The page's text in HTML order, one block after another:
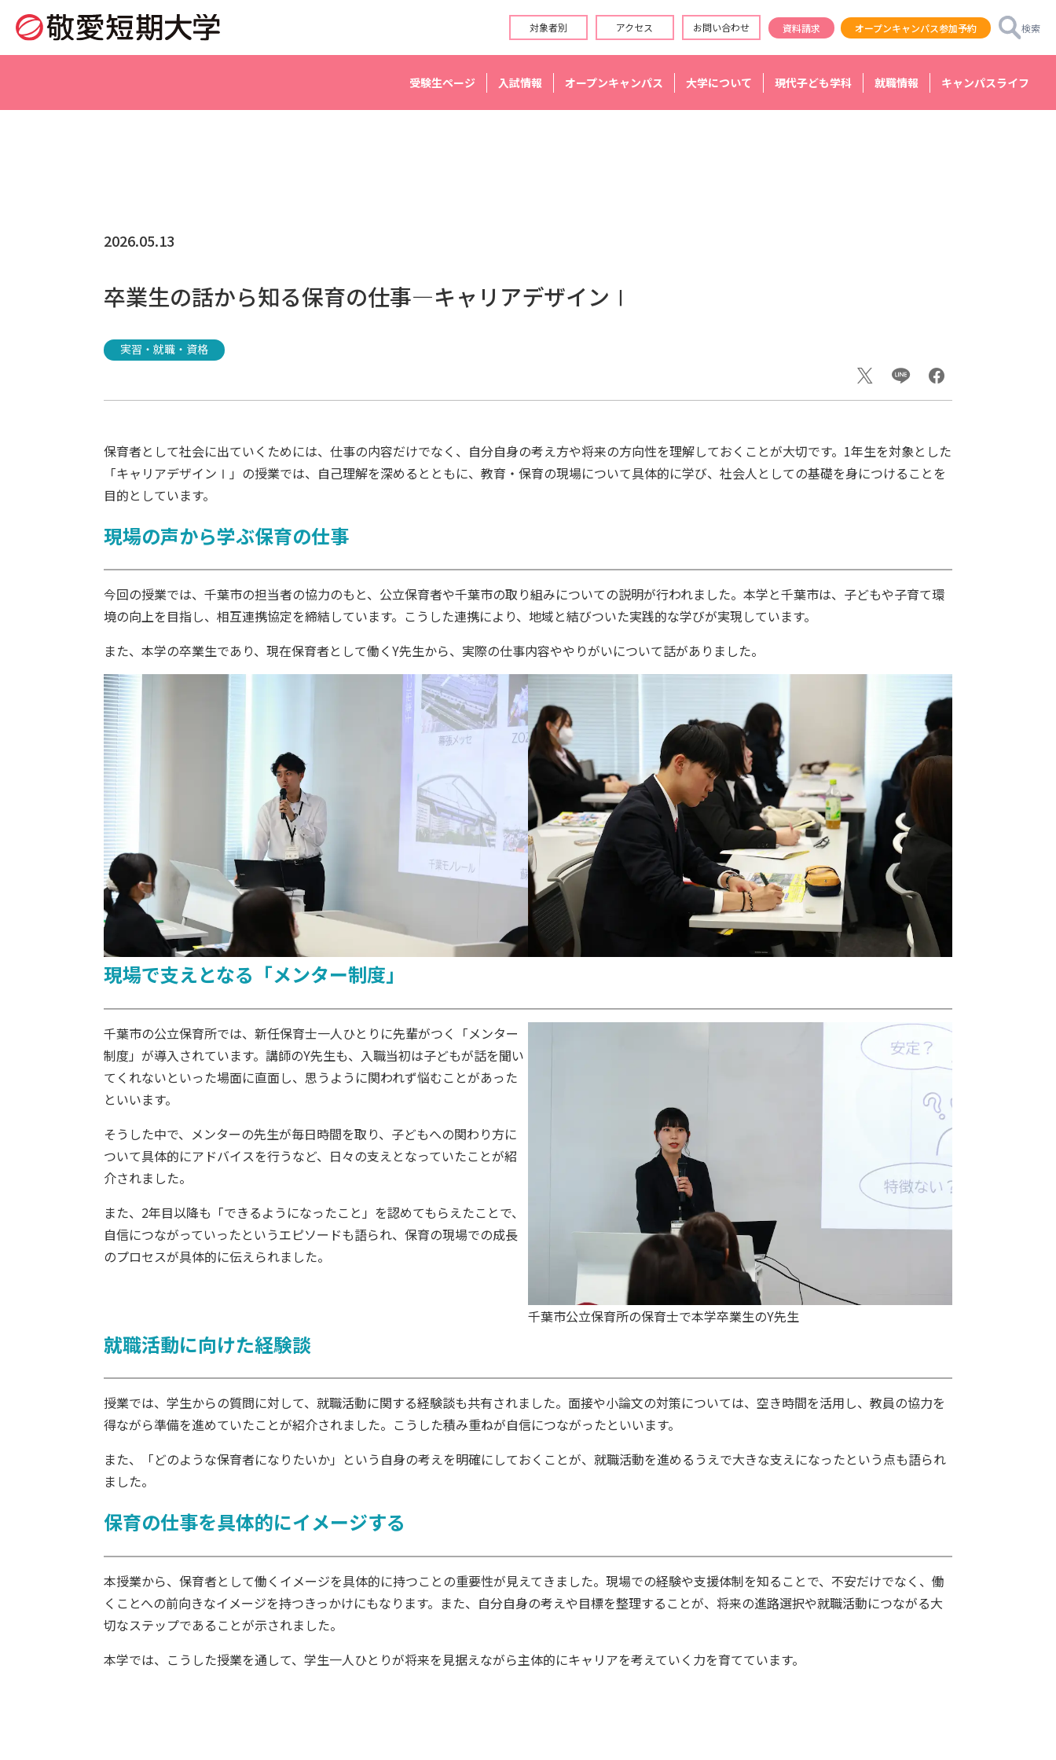
対象者別 アクセス お問い合わせ 資料請求 オープンキャンパス参加予約 検索
受験生ページ 入試情報 オープンキャンパス 大学について 現代子ども学科 就職情報 キャンパスライフ
2026.05.13
卒業生の話から知る保育の仕事―キャリアデザインⅠ
実習・就職・資格
保育者として社会に出ていくためには、仕事の内容だけでなく、自分自身の考え方や将来の方向性を理解しておくことが大切です。1年生を対象とした
「キャリアデザインⅠ」の授業では、自己理解を深めるとともに、教育・保育の現場について具体的に学び、社会人としての基礎を身につけることを
目的としています。
現場の声から学ぶ保育の仕事
今回の授業では、千葉市の担当者の協力のもと、公立保育者や千葉市の取り組みについての説明が行われました。本学と千葉市は、子どもや子育て環
境の向上を目指し、相互連携協定を締結しています。こうした連携により、地域と結びついた実践的な学びが実現しています。
また、本学の卒業生であり、現在保育者として働くY先生から、実際の仕事内容ややりがいについて話がありました。
現場で支えとなる「メンター制度」
千葉市の公立保育所では、新任保育士一人ひとりに先輩がつく「メンター
制度」が導入されています。講師のY先生も、入職当初は子どもが話を聞い
てくれないといった場面に直面し、思うように関われず悩むことがあった
といいます。
そうした中で、メンターの先生が毎日時間を取り、子どもへの関わり方に
ついて具体的にアドバイスを行うなど、日々の支えとなっていたことが紹
介されました。
また、2年目以降も「できるようになったこと」を認めてもらえたことで、
自信につながっていったというエピソードも語られ、保育の現場での成長
のプロセスが具体的に伝えられました。
千葉市公立保育所の保育士で本学卒業生のY先生
就職活動に向けた経験談
授業では、学生からの質問に対して、就職活動に関する経験談も共有されました。面接や小論文の対策については、空き時間を活用し、教員の協力を
得ながら準備を進めていたことが紹介されました。こうした積み重ねが自信につながったといいます。
また、「どのような保育者になりたいか」という自身の考えを明確にしておくことが、就職活動を進めるうえで大きな支えになったという点も語られ
ました。
保育の仕事を具体的にイメージする
本授業から、保育者として働くイメージを具体的に持つことの重要性が見えてきました。現場での経験や支援体制を知ることで、不安だけでなく、働
くことへの前向きなイメージを持つきっかけにもなります。また、自分自身の考えや目標を整理することが、将来の進路選択や就職活動につながる大
切なステップであることが示されました。
本学では、こうした授業を通して、学生一人ひとりが将来を見据えながら主体的にキャリアを考えていく力を育てています。